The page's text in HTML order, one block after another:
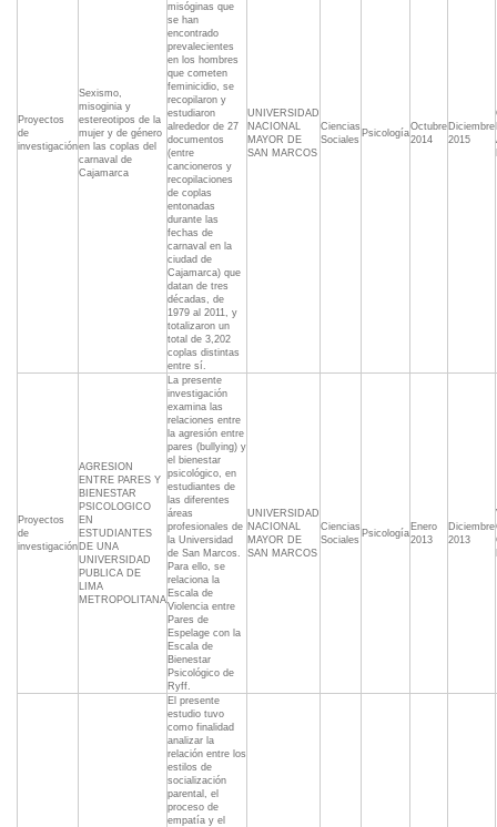
Proyectos
de
investigación
Sexismo,
misoginia y
estereotipos de la
mujer y de género
en las coplas del
carnaval de
Cajamarca
misóginas que
se han
encontrado
prevalecientes
en los hombres
que cometen
feminicidio, se
recopilaron y
estudiaron
alrededor de 27
documentos
(entre
cancioneros y
recopilaciones
de coplas
entonadas
durante las
fechas de
carnaval en la
ciudad de
Cajamarca) que
datan de tres
décadas, de
1979 al 2011, y
totalizaron un
total de 3,202
coplas distintas
entre sí.
UNIVERSIDAD
NACIONAL
MAYOR DE
SAN MARCOS
Ciencias
Sociales
Psicología
Octubre
2014
Diciembre
2015
Proyectos
de
investigación
AGRESION
ENTRE PARES Y
BIENESTAR
PSICOLOGICO
EN
ESTUDIANTES
DE UNA
UNIVERSIDAD
PUBLICA DE
LIMA
METROPOLITANA
La presente
investigación
examina las
relaciones entre
la agresión entre
pares (bullying) y
el bienestar
psicológico, en
estudiantes de
las diferentes
áreas
profesionales de
la Universidad
de San Marcos.
Para ello, se
relaciona la
Escala de
Violencia entre
Pares de
Espelage con la
Escala de
Bienestar
Psicológico de
Ryff.
UNIVERSIDAD
NACIONAL
MAYOR DE
SAN MARCOS
Ciencias
Sociales
Psicología
Enero
2013
Diciembre
2013
El presente
estudio tuvo
como finalidad
analizar la
relación entre los
estilos de
socialización
parental, el
proceso de
empatía y el